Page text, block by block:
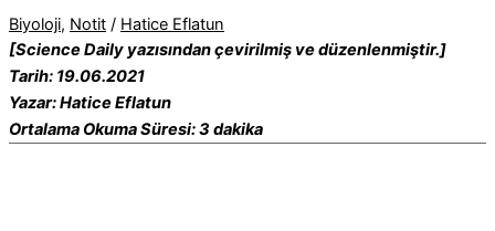
Biyoloji, Notit / Hatice Eflatun
[Science Daily yazısından çevirilmiş ve düzenlenmiştir.]
Tarih: 19.06.2021
Yazar: Hatice Eflatun
Ortalama Okuma Süresi: 3 dakika